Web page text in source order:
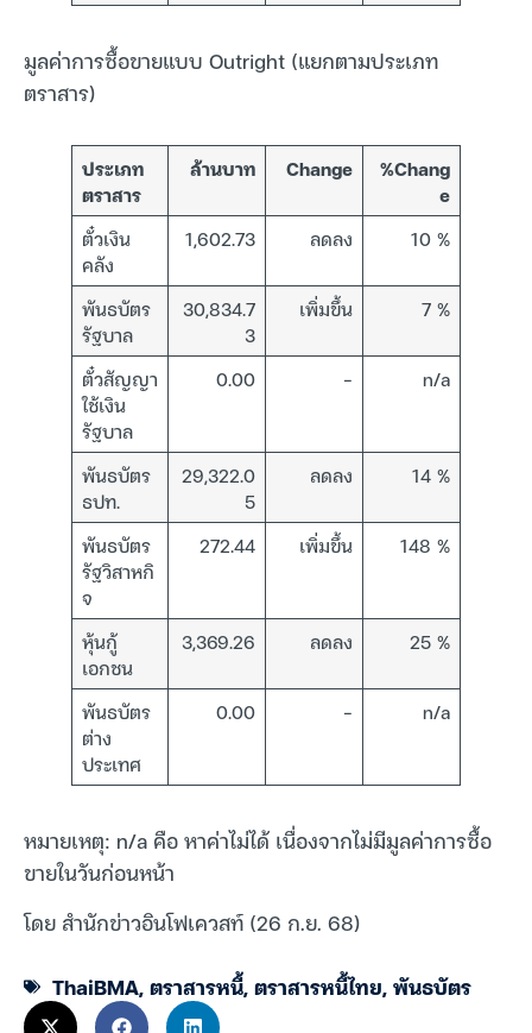
มูลค่าการซื้อขายแบบ Outright (แยกตามประเภท
ตราสาร)
ประเภท
ตราสาร
ล้านบาท Change
%Chang
e
ตั๋วเงิน
คลัง
1,602.73 ลดลง 10 %
พันธบัตร
รัฐบาล
30,834.7
3
เพิ่มขึ้น 7 %
ตั๋วสัญญา
ใช้เงิน
รัฐบาล
0.00 – n/a
พันธบัตร
ธปท.
29,322.0
5
ลดลง 14 %
พันธบัตร
รัฐวิสาหกิ
จ
272.44 เพิ่มขึ้น 148 %
หุ้นกู้
เอกชน
3,369.26 ลดลง 25 %
พันธบัตร
ต่าง
ประเทศ
0.00 – n/a
หมายเหตุ: n/a คือ หาค่าไม่ได้ เนื่องจากไม่มีมูลค่าการซื้อ
ขายในวันก่อนหน้า
โดย สำนักข่าวอินโฟเควสท์ (26 ก.ย. 68)
ThaiBMA,ตราสารหนี้,ตราสารหนี้ไทย,พันธบัตร